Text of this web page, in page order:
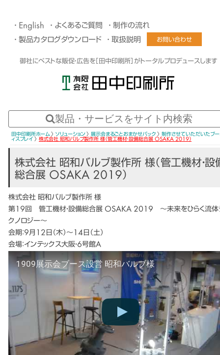
English よくあるご質問
制作の流れ
製品カタログダウンロード
取扱説明 お問い合わせ
御社にベストな販促・広告を［田中印刷所］がトータルプロデュースします
田中印刷所ホーム〉 ソリューション〉 展示会まるごとおまかせパック 〉 制作させていただいたブー
ィスプレイ
〉 株式会社 昭和バルブ製作所 様（管工機材・設備総合展 OSAKA 2019）
株式会社 昭和バルブ製作所 様（管工機材・設
総合展 OSAKA 2019）
株式会社 昭和バルブ製作所 様
第19回 管工機材・設備総合展 OSAKA 2019 ～未来をひらく流体
クノロジー～
会期：9月12日（木）～14日（土）
会場：インテックス大阪・6号館A
1909展示会ブース設営 昭和バルブ様